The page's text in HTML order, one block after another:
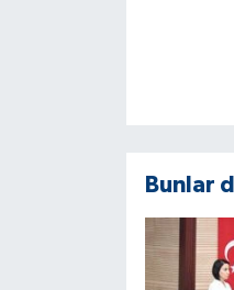
Bunlar